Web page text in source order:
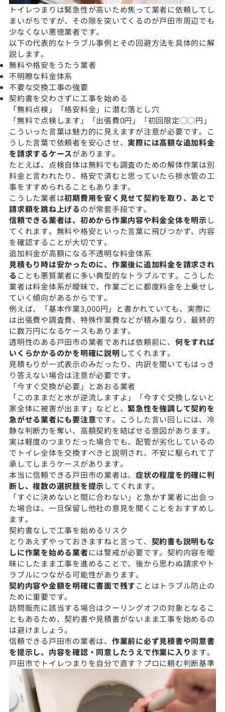
トイレつまりは緊急性が高いため焦って業者に依頼してし
まいがちですが、その隙を突いてくるのが戸田市周辺でも
少なくない悪徳業者です。
以下の代表的なトラブル事例とその回避方法を具体的に解
説します。
無料や格安をうたう業者
不明瞭な料金体系
不要な交換工事の強要
契約書を交わさずに工事を始める
「無料点検」「格安料金」に潜む落とし穴
「無料で点検します」「出張費0円」「初回限定◯◯円」
こういった言葉は魅力的に見えますが注意が必要です。こ
うした言葉で依頼者を安心させ、 実際には高額な追加料金
を請求するケースがあります。
たとえば、点検自体は無料でも調査のための解体作業は別
料金と言われたり、格安で済むと思っていたら排水管の工
事をすすめられることもあります。
こうした業者は初期費用を安く見せて契約を取り、あとで
請求額を跳ね上げるのが常套手段です。
信頼できる業者は、初めから作業内容や料金全体を明示し
てくれます。無料や格安といった言葉に飛びつかず、内容
を確認することが大切です。
追加料金が高額になる不透明な料金体系
見積もり時は安かったのに、作業後に追加料金を請求され
ることも悪質業者に多い典型的なトラブルです。こうした
業者は料金体系が曖昧で、作業ごとに都度料金を上乗せし
ていく傾向があるからです。
例えば、「基本作業3,000円」と書かれていても、実際に
は出張費や調査費、特殊作業費などが積み重なり、最終的
に数万円になるケースもあります。
透明性のある戸田市の業者であれば依頼前に、 何をすれば
いくらかかるのかを明確に説明してくれます。
見積もりが一式表示のみだったり、内訳を聞いてもはっき
り答えない場合は注意が必要です。
「今すぐ交換が必要」とあおる業者
「このままだと水が逆流しますよ」「今すぐ交換しないと
家全体に被害が出ます」などと、 緊急性を強調して契約を
急がせる業者にも要注意です。こうした言い回しには、冷
静な判断力を奪い、高額契約を結ばせる意図があります。
実は軽度のつまりだった場合でも、配管が劣化しているの
でトイレ全体を交換すべきと説明され、不安に駆られて了
承してしまうケースがあります。
本当に信頼できる戸田市の業者は、 症状の程度を的確に判
断し、複数の選択肢を提示してくれます。
「すぐに決めないと間に合わない」と急かす業者に出会っ
た場合は、一旦保留し他社の意見を聞くことをおすすめし
ます。
契約書なしで工事を始めるリスク
とりあえずやっておきますねと言って、 契約書も説明もな
しに作業を始める業者には警戒が必要です。契約内容を曖
昧にしたまま工事を進めることで、後から思わぬ請求やト
ラブルにつながる可能性があります。
契約内容や金額を明確に書面で残すことはトラブル防止の
ために重要です。
訪問販売に該当する場合はクーリングオフの対象となるこ
ともあるため、契約書や見積書がないまま工事を始めるの
は避けましょう。
信頼できる戸田市の業者は、 作業前に必ず見積書や同意書
を提示し、内容を確認・同意したうえで作業に入ります。
戸田市でトイレつまりを自分で直す？プロに頼む判断基準